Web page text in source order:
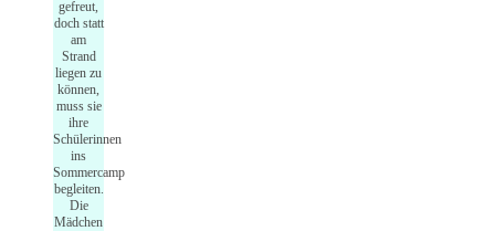
gefreut,
doch statt
am
Strand
liegen zu
können,
muss sie
ihre
Schülerinnen
ins
Sommercamp
begleiten.
Die
Mädchen